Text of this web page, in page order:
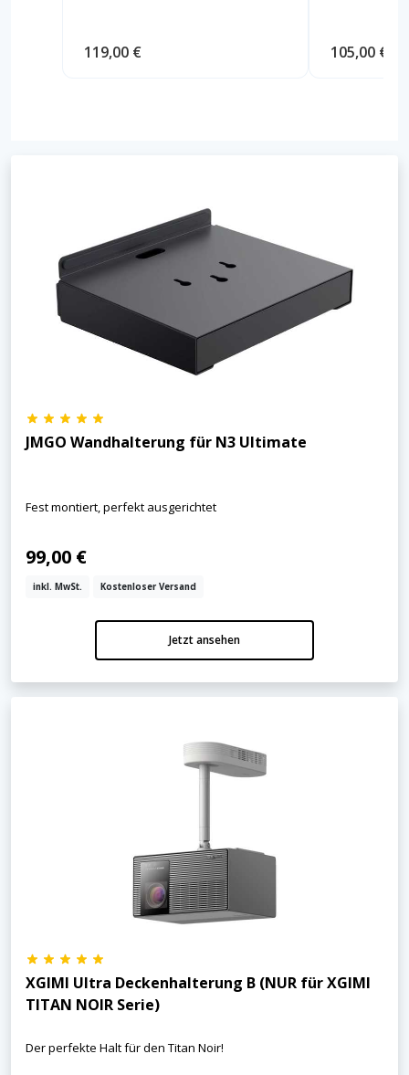
119,00 € 105,00 €
JMGO Wandhalterung für N3 Ultimate
Fest montiert, perfekt ausgerichtet
99,00 €
inkl. MwSt. Kostenloser Versand
Jetzt ansehen
XGIMI Ultra Deckenhalterung B (NUR für XGIMI
TITAN NOIR Serie)
Der perfekte Halt für den Titan Noir!